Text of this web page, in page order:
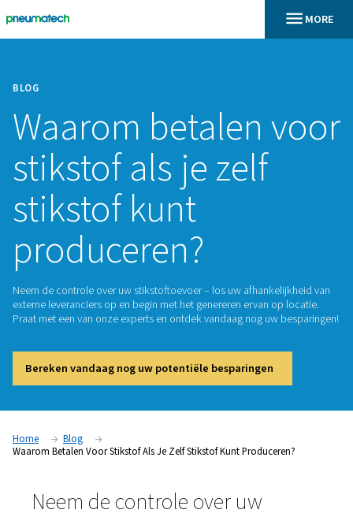
BLOG
Waarom betalen
stikstof als je zelf
stikstof kunt
produceren?
Neem de controle over uw stikstoftoevoer – los uw
externe leveranciers op en begin met het genereren ervan
Bereken vandaag nog uw potentiële besparingen